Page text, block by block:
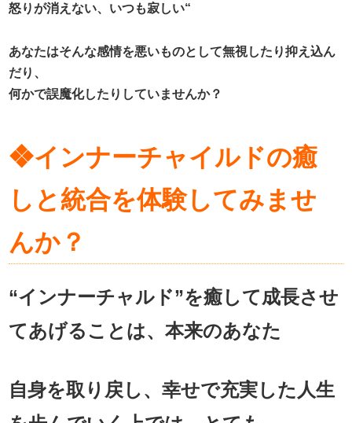
怒りが消えない、いつも寂しい“
あなたはそんな感情を悪いものとして無視したり抑え込ん
だり、
何かで誤魔化したりしていませんか？
❖インナーチャイルドの癒
しと統合を体験してみませ
んか？
“インナーチャルド”を癒して成長させ
てあげることは、本来のあなた
自身を取り戻し、幸せで充実した人生